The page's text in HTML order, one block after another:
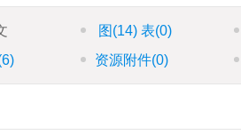
图 (14)表(0)
资源附件(0)